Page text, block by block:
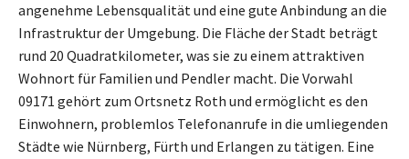
angenehme Lebensqualität und eine gute Anbindung an die
Infrastruktur der Umgebung. Die Fläche der Stadt beträgt
rund 20 Quadratkilometer, was sie zu einem attraktiven
Wohnort für Familien und Pendler macht. Die Vorwahl
09171 gehört zum Ortsnetz Roth und ermöglicht es den
Einwohnern, problemlos Telefonanrufe in die umliegenden
Städte wie Nürnberg, Fürth und Erlangen zu tätigen. Eine